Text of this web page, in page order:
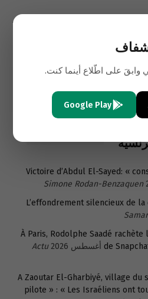
Türkiye seeks post-UNIFIL role as
Shaffaf Exclusive
Victoire d’Abdul El-Sayed: «
Simone Rodan-Benzaquen
L’effondrement silencieux de
À Paris, Rodolphe Saadé
de
Actu
A Zaoutar El-Gharbiyé, village du
pilote » : « Les Israéliens ont
وابقَ على اطّلاع أينما كنت.
Google Play